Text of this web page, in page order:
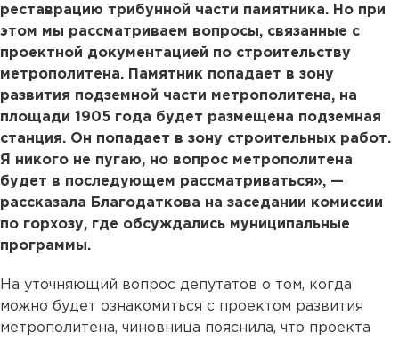
реставрацию трибунной части памятника. Но при
этом мы рассматриваем вопросы, связанные с
проектной документацией по строительству
метрополитена. Памятник попадает в зону
развития подземной части метрополитена, на
площади 1905 года будет размещена подземная
станция. Он попадает в зону строительных работ.
Я никого не пугаю, но вопрос метрополитена
будет в последующем рассматриваться», —
рассказала Благодаткова на заседании комиссии
по горхозу, где обсуждались муниципальные
программы.
На уточняющий вопрос депутатов о том, когда
можно будет ознакомиться с проектом развития
метрополитена, чиновница пояснила, что проекта